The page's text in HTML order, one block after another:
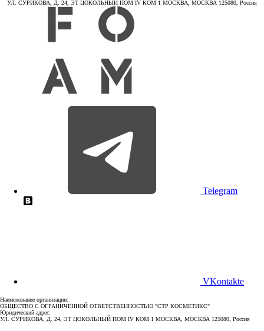
УЛ. СУРИКОВА, Д. 24, ЭТ ЦОКОЛЬНЫЙ ПОМ IV КОМ 1 МОСКВА, МОСКВА 125080, Россия
Telegram
VKontakte
Наименование организации:
ОБЩЕСТВО С ОГРАНИЧЕННОЙ ОТВЕТСТВЕННОСТЬЮ "СТР КОСМЕТИКС"
Юридический адрес:
УЛ. СУРИКОВА, Д. 24, ЭТ ЦОКОЛЬНЫЙ ПОМ IV КОМ 1 МОСКВА, МОСКВА 125080, Россия